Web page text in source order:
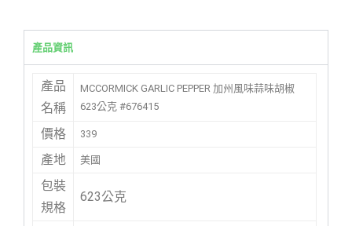
產品資訊
產品
名稱
MCCORMICK GARLIC PEPPER 加州風味蒜味胡椒
623公克 #676415
價格 339
產地 美國
包裝
規格
623公克